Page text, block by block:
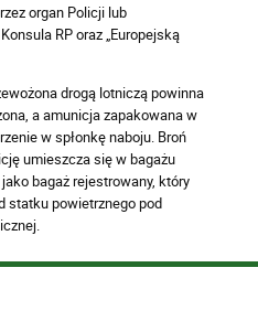
organ Policji lub
RP oraz „Europejską
drogą lotniczą powinna
a amunicja zapakowana w
w spłonkę naboju. Broń
umieszcza się w bagażu
bagaż rejestrowany, który
statku powietrznego pod